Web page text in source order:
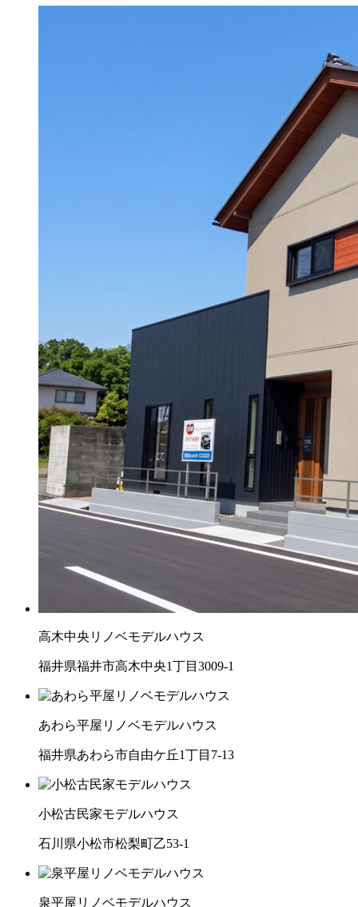
高木中央リノベモデルハウス
福井県福井市高木中央1丁目3009-1
あわら平屋リノベモデルハウス
福井県あわら市自由ケ丘1丁目7-13
小松古民家モデルハウス
石川県小松市松梨町乙53-1
泉平屋リノベモデルハウス